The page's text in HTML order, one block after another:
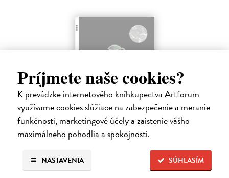
Príjmete naše cookies?
K prevádzke internetového kníhkupectva Artforum
využívame cookies slúžiace na zabezpečenie a meranie
funkčnosti, marketingové účely a zaistenie vášho
maximálneho pohodlia a spokojnosti.
SÚHLASÍM
NASTAVENIA
Způsoby vidění
Berger John
| Kniha
Jedna z najinšpiratívnejších a najvplyvnejších kníh o umení a vizualite,
ktorá je právom považovaná za zakladateľskú klasiku odbore
vizuálnych štúdií. Sedem esejí (z ktorých tri sú čisto obrazové) sa
zaoberá…